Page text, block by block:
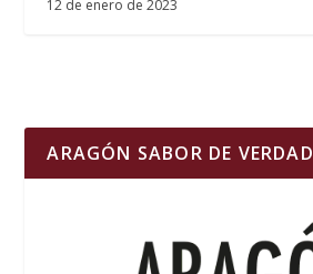
12 de enero de 2023
ARAGÓN SABOR DE VERDAD